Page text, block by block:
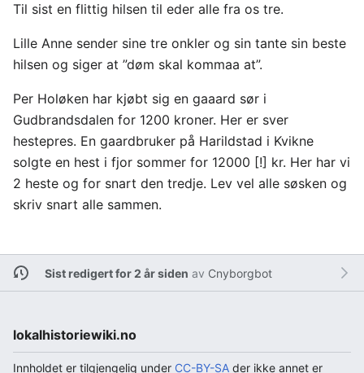
Til sist en flittig hilsen til eder alle fra os tre.
Lille Anne sender sine tre onkler og sin tante sin beste
hilsen og siger at ”døm skal kommaa at”.
Per Holøken har kjøbt sig en gaaard sør i
Gudbrandsdalen for 1200 kroner. Her er sver
hestepres. En gaardbruker på Harildstad i Kvikne
solgte en hest i fjor sommer for 12000 [!] kr. Her har vi
2 heste og for snart den tredje. Lev vel alle søsken og
skriv snart alle sammen.
Sist redigert for 2 år siden av Cnyborgbot
lokalhistoriewiki.no
Innholdet er tilgjengelig under CC-BY-SA der ikke annet er